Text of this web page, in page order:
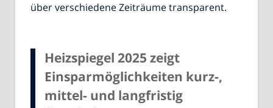
über verschiedene Zeiträume transparent.
Heizspiegel 2025 zeigt
Einsparmöglichkeiten kurz-,
mittel- und langfristig